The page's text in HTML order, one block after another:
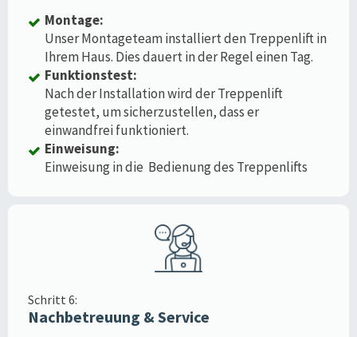
Montage:
Unser Montageteam installiert den Treppenlift in
Ihrem Haus. Dies dauert in der Regel einen Tag.
Funktionstest:
Nach der Installation wird der Treppenlift
getestet, um sicherzustellen, dass er
einwandfrei funktioniert.
Einweisung:
Einweisung in die Bedienung des Treppenlifts
Schritt 6:
Nachbetreuung & Service